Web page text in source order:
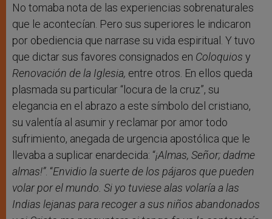
No tomaba nota de las experiencias sobrenaturales
que le acontecían. Pero sus superiores le indicaron
por obediencia que narrase su vida espiritual. Y tuvo
que dictar sus favores consignados en Coloquios y
Renovación de la Iglesia, entre otros. En ellos queda
plasmada su particular “locura de la cruz”, su
elegancia en el abrazo a este símbolo del cristiano,
su valentía al asumir y reclamar por amor todo
sufrimiento, anegada de urgencia apostólica que le
llevaba a suplicar enardecida: “¡Almas, Señor; dadme
almas!”. “Envidio la suerte de los pájaros que pueden
volar por el mundo. Si yo tuviese alas volaría a las
Indias lejanas para recoger a sus niños abandonados